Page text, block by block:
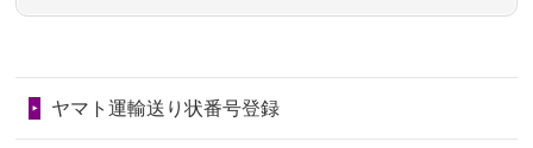
ました。お...
2026/06/28きちんと供養していただけると思った
しょうか？
2024/01/04ガラスケースは外しても良いですか？
第78回人形供養祭令和7年6月20日(金)
第76回人形供養祭令和7年2月28日(金)
ヤマト運輸送り状番号登録